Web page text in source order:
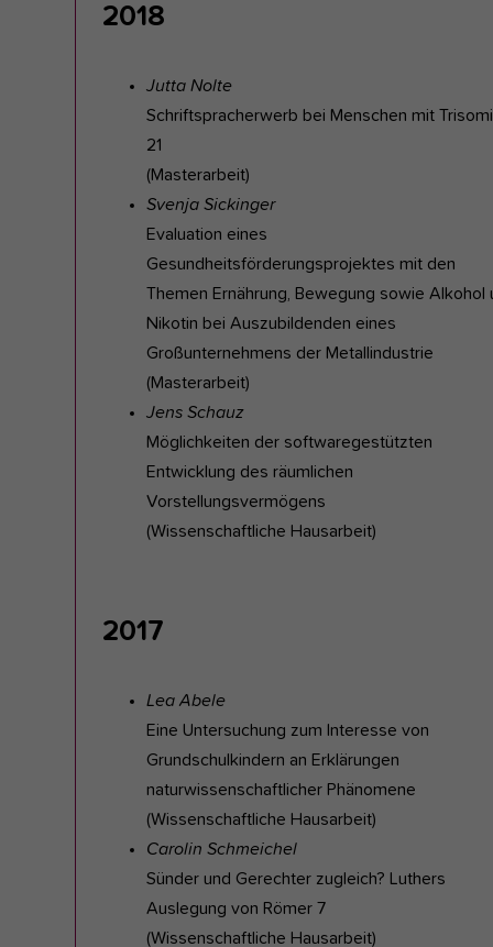
2018
Jutta Nolte
Schriftspracherwerb bei Menschen mit
21
(Masterarbeit)
Svenja Sickinger
Evaluation eines
Gesundheitsförderungsprojektes mit den
Themen Ernährung, Bewegung sowie Alkohol
Nikotin bei Auszubildenden eines
Großunternehmens der Metallindustrie
(Masterarbeit)
Jens Schauz
Möglichkeiten der softwaregestützten
Entwicklung des räumlichen
Vorstellungsvermögens
(Wissenschaftliche Hausarbeit)
2017
Lea Abele
Eine Untersuchung zum Interesse von
Grundschulkindern an Erklärungen
naturwissenschaftlicher Phänomene
(Wissenschaftliche Hausarbeit)
Carolin Schmeichel
Sünder und Gerechter zugleich? Luthers
Auslegung von Römer 7
(Wissenschaftliche Hausarbeit)